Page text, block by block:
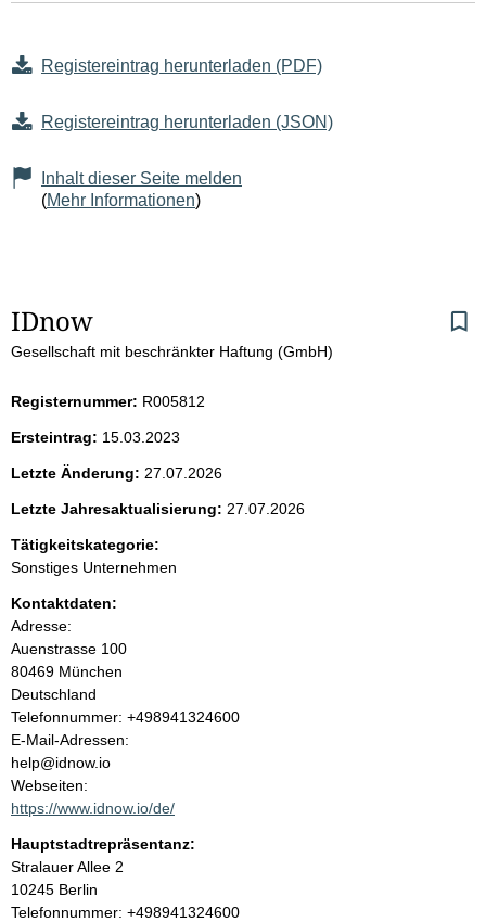
Registereintrag herunterladen (PDF)
Registereintrag herunterladen (JSON)
Inhalt dieser Seite melden
(Mehr Informationen)
S
e
i
t
e
n
i
n
h
a
l
t
IDnow
Gesellschaft mit beschränkter Haftung (GmbH)
Registernummer: R005812
Ersteintrag: 15.03.2023
Letzte Änderung: 27.07.2026
Letzte Jahresaktualisierung: 27.07.2026
Tätigkeitskategorie:
Sonstiges Unternehmen
Kontaktdaten:
Adresse:
Auenstrasse 100
80469 München
Deutschland
K
o
n
t
a
t
i
n
Telefonnummer: +498941324600
E-Mail-Adressen:
help@idnow.io
Webseiten:
https://www.idnow.io/de/
Hauptstadtrepräsentanz:
A
d
r
Stralauer Allee 2
10245 Berlin
K
Telefonnummer: +498941324600